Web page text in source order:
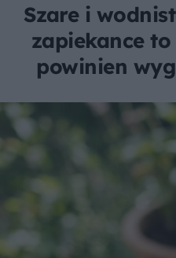
Szare i
zapiekance to
powinien